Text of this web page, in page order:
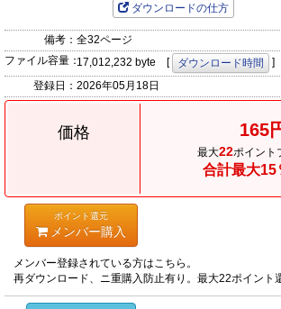
ダウンロードの仕方
備考： 全32ページ
ファイル容量：17,012,232 byte [ ダウンロード時間
]
登録日： 2026年05月18日
価格 165
最大22ポイント
合計最大15
ポイント還元
メンバー購入
メンバー登録されている方はこちら。
再ダウンロード、ニ重購入防止有り。最大22ポイント